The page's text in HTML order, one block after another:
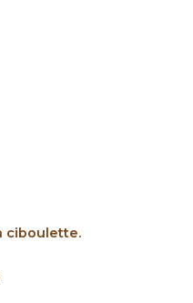
ciboulette.